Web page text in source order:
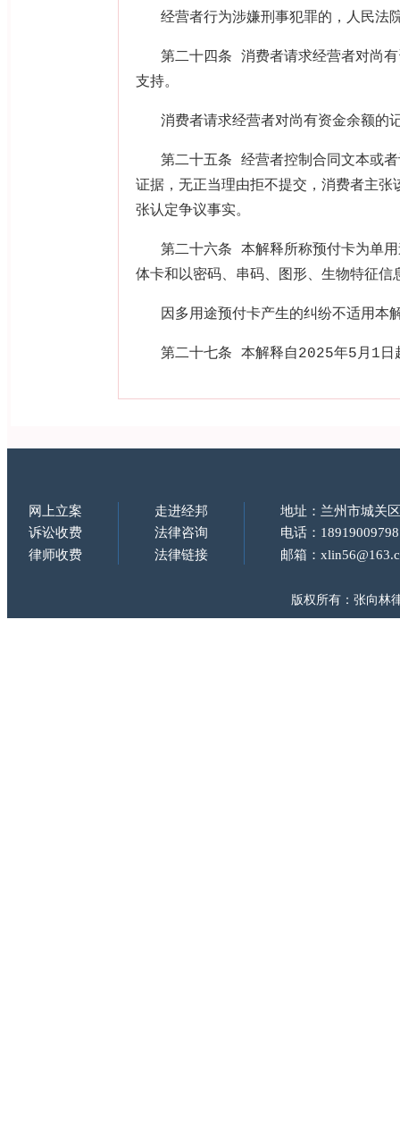
经营者行为涉嫌刑事犯罪的，人民法
第二十四条 消费者请求经营者对尚
支持。
消费者请求经营者对尚有资金余额的
第二十五条 经营者控制合同文本或
证据，无正当理由拒不提交，消费者主
张认定争议事实。
第二十六条 本解释所称预付卡为单
体卡和以密码、串码、图形、生物特征信
因多用途预付卡产生的纠纷不适用本
第二十七条 本解释自2025年5月 1 日
网上立案 走进经邦
地址：兰州市城关
诉讼收费
法律咨询
电话：18919009798
律师收费
法律链接 邮箱：
版权所有：张向林